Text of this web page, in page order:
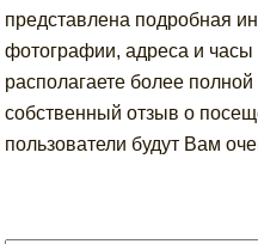
представлена подробная
фотографии, адреса и
располагаете более
собственный отзыв о
пользователи будут Вам